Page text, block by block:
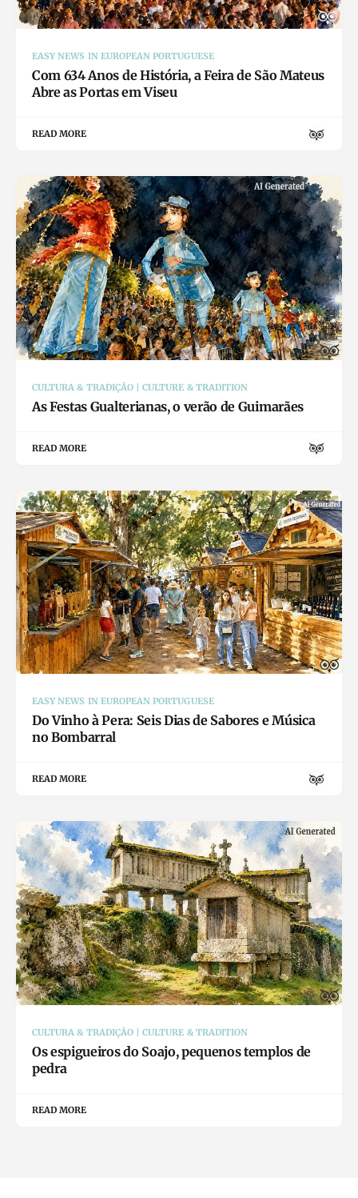
EASY NEWS IN EUROPEAN PORTUGUESE
Com 634 Anos de História, a Feira de São Mateus
Abre as Portas em Viseu
READ MORE
CULTURA & TRADIÇÃO | CULTURE & TRADITION
As Festas Gualterianas, o verão de Guimarães
READ MORE
EASY NEWS IN EUROPEAN PORTUGUESE
Do Vinho à Pera: Seis Dias de Sabores e Música
no Bombarral
READ MORE
CULTURA & TRADIÇÃO | CULTURE & TRADITION
Os espigueiros do Soajo, pequenos templos de
pedra
READ MORE